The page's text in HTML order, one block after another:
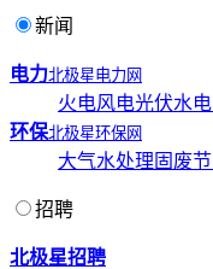
新闻
电力北极星电力网
火电风电光伏水电
环保北极星环保网
大气水处理 固废
招聘
北极星招聘